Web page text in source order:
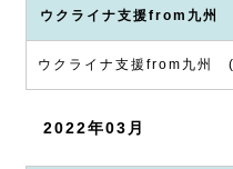
ウクライナ支援from九州
ウクライナ支援from九州 (
2022年03月